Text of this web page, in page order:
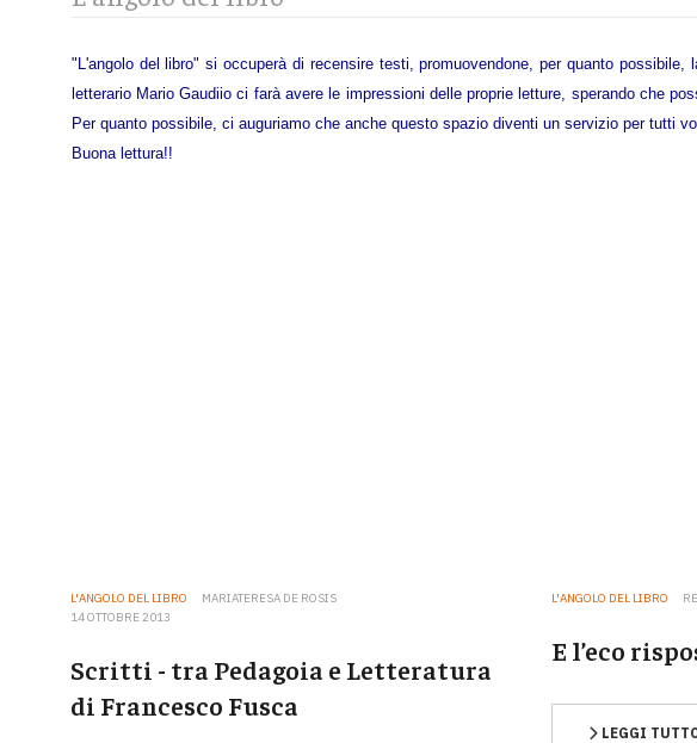
"L'angolo del libro" si occuperà di recensire testi, promuovendone, per quanto
letterario Mario Gaudiio ci farà avere le impressioni delle proprie letture, sperando che
Per quanto possibile, ci auguriamo che anche questo spazio diventi un servizio per tutti
Buona lettura!!
L'ANGOLO DEL LIBRO
MARIATERESA DE ROSIS
14 OTTOBRE 2013
Scritti - tra Pedagoia e Letteratura
di Francesco Fusca
L'ANGOLO DEL LIBRO
E l’eco
LEGGI